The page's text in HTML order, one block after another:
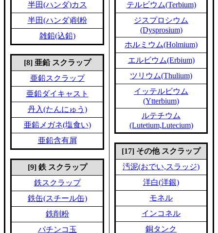
半田(ハンダ)カス
半田(ハンダ)削粉
雑鉛(込鉛)
[8] 亜鉛 スクラップ
亜鉛スクラップ
亜鉛ダイキャスト
丹入(たんにゅう)
亜鉛メガネ(塩食い)
亜鉛含有屑
[9] 鉄 スクラップ
鉄スクラップ
鉄缶(スチール缶)
鉄削粉
パチンコ玉
テルビウム(Terbium)
ジスプロシウム
(Dysprosium)
ホルミウム(Holmium)
エルビウム(Erbium)
ツリウム(Thulium)
イッテルビウム
(Ytterbium)
ルテチウム
(Lutetium,Lutecium)
[17] その他 スクラップ
汚泥(おでい,スラッジ)
洋白(洋銀)
モネル
インコネル
銅タンク